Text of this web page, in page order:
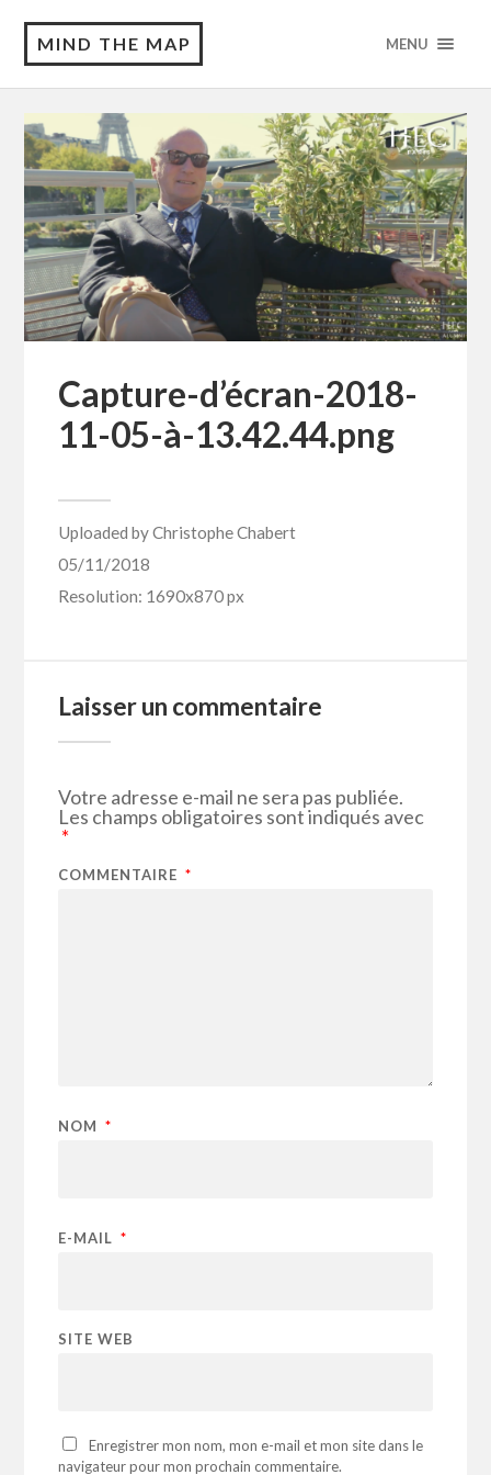
MIND THE MAP MENU
Capture-d’écran-2018-
11-05-à-13.42.44.png
Uploaded byChristophe Chabert
05/11/2018
Resolution: 1690x870 px
Laisser un commentaire
Votre adresse e-mail ne sera pas publiée.
Les champs obligatoires sont indiqués avec
*
COMMENTAIRE *
NOM *
E-MAIL *
SITE WEB
Enregistrer mon nom, mon e-mail et mon site dans le
navigateur pour mon prochain commentaire.